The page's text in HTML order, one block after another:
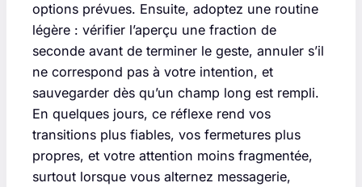
options prévues. Ensuite, adoptez une routine
légère : vérifier l’aperçu une fraction de
seconde avant de terminer le geste, annuler s’il
ne correspond pas à votre intention, et
sauvegarder dès qu’un champ long est rempli.
En quelques jours, ce réflexe rend vos
transitions plus fiables, vos fermetures plus
propres, et votre attention moins fragmentée,
surtout lorsque vous alternez messagerie,